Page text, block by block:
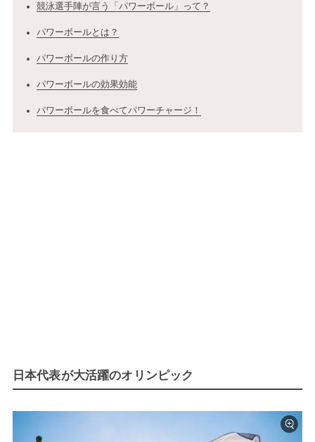
競泳選手陣が言う「パワーボール」って？
パワーボールとは？
パワーボールの作り方
パワーボールの効果効能
パワーボールを食べてパワーチャージ！
日本代表が大活躍のオリンピック